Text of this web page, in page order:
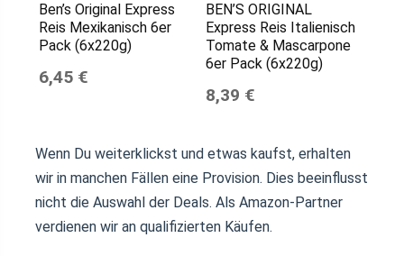
Ben’s Original Express
Reis Mexikanisch 6er
Pack (6x220g)
6,45 €
BEN’S ORIGINAL
Express Reis Italienisch
Tomate & Mascarpone
6er Pack (6x220g)
8,39 €
Wenn Du weiterklickst und etwas kaufst, erhalten
wir in manchen Fällen eine Provision. Dies beeinflusst
nicht die Auswahl der Deals. Als Amazon-Partner
verdienen wir an qualifizierten Käufen.